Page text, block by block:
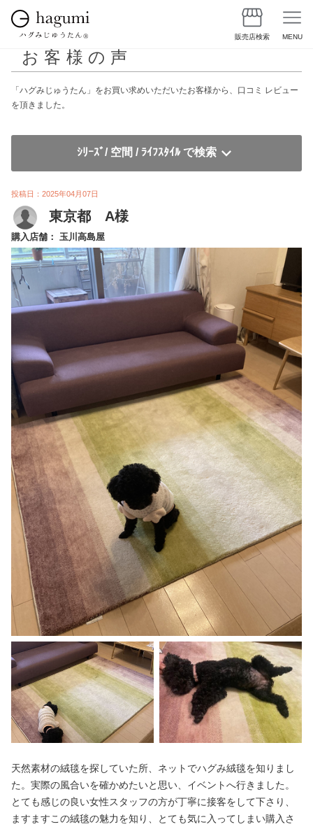
販売店検索 MENU
お客様の声
「ハグみじゅうたん」をお買い求めいただいたお客様から、口コミ レビュー
を頂きました。
ｼﾘｰｽﾞ/ 空間 / ﾗｲﾌｽﾀｲﾙ で検索
投稿日：2025年04月07日
東京都 A様
購入店舗： 玉川高島屋
天然素材の絨毯を探していた所、ネットでハグみ絨毯を知りまし
た。実際の風合いを確かめたいと思い、イベントへ行きました。
とても感じの良い女性スタッフの方が丁寧に接客をして下さり、
ますますこの絨毯の魅力を知り、とても気に入ってしまい購入さ